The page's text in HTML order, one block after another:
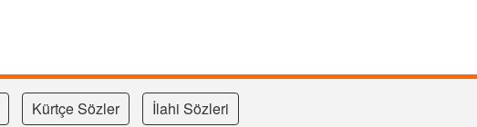
Kürtçe Sözler İlahi Sözleri